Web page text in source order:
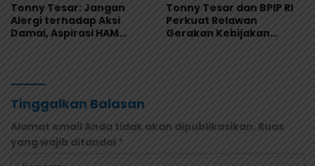
Tonny Tesar: Jangan
Alergi terhadap Aksi
Damai, Aspirasi HAM
Tonny Tesar dan BPIP RI
Perkuat Relawan
Gerakan Kebijakan
Tinggalkan Balasan
Alamat email Anda tidak akan dipublikasikan. Ruas
yang wajib ditandai *